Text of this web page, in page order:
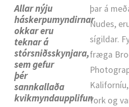
Allar nýju
háskerpumyndirnar
okkar eru
teknar á
stórsniðsskynjara,
sem gefur
þér
sannkallaða
kvikmyndaupplifun
þar á
Nudes,
sígildar.
fræga
York og